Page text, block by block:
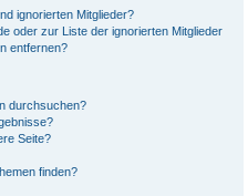
ignorierten Mitglieder?
oder zur Liste der ignorierten Mitglieder
entfernen?
durchsuchen?
Seite?
finden?